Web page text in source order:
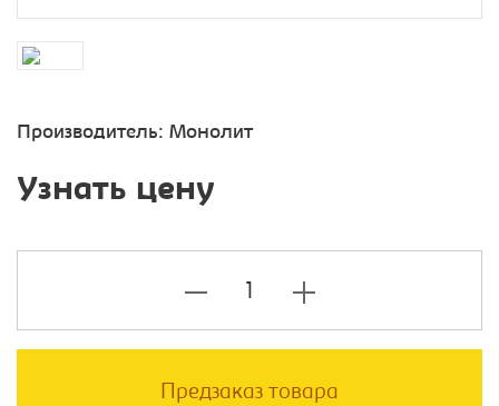
Производитель: Монолит
Узнать цену
Предзаказ товара